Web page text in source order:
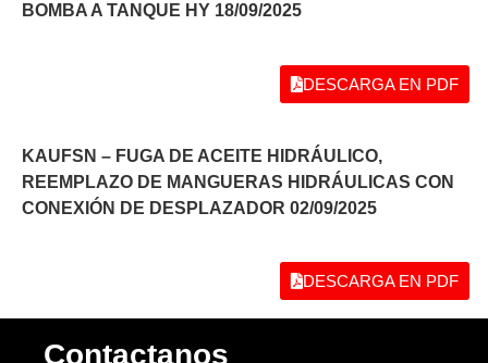
BOMBA A TANQUE HY 18/09/2025
DESCARGA EN PDF
KAUFSN – FUGA DE ACEITE HIDRÁULICO,
REEMPLAZO DE MANGUERAS HIDRÁULICAS CON
CONEXIÓN DE DESPLAZADOR 02/09/2025
DESCARGA EN PDF
Contactanos